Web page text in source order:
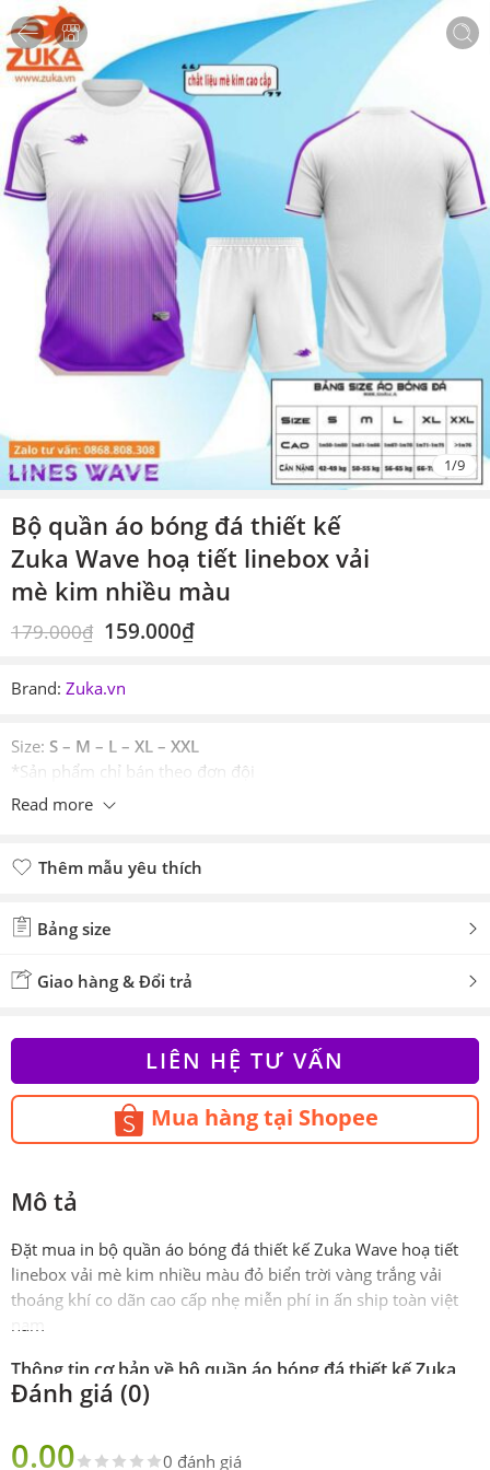
1/9
Bộ quần áo bóng đá thiết kế
Zuka Wave hoạ tiết linebox vải
mè kim nhiều màu
179.000₫ 159.000₫
Brand: Zuka.vn
Size: S – M – L – XL – XXL
*Sản phẩm chỉ bán theo đơn đội
Read more
Thêm mẫu yêu thích
Bảng size
Giao hàng & Đổi trả
LIÊN HỆ TƯ VẤN
Mua hàng tại Shopee
Mô tả
Đặt mua in bộ quần áo bóng đá thiết kế Zuka Wave hoạ tiết
linebox vải mè kim nhiều màu đỏ biển trời vàng trắng vải
thoáng khí co dãn cao cấp nhẹ miễn phí in ấn ship toàn việt
nam
Thông tin cơ bản về bộ quần áo bóng đá thiết kế Zuka
Wave hoạ tiết linebox vải mè kim nhiều màu
bản
Đánh giá (0)
0.00 0 đánh giá